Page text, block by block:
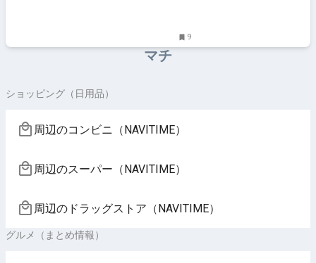
9
マチ
ショッピング（日用品）
周辺のコンビニ（NAVITIME）
周辺のスーパー（NAVITIME）
周辺のドラッグストア（NAVITIME）
グルメ（まとめ情報）